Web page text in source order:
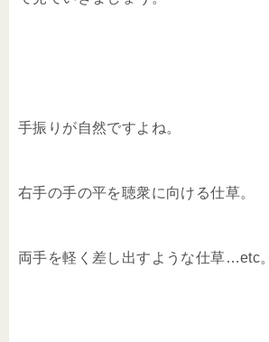
手振りが自然ですよね。
右手の手の平を聴衆に向ける仕草。
両手を軽く差し出すような仕草…etc。